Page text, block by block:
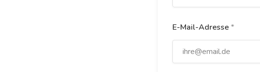
E-Mail-Adresse*